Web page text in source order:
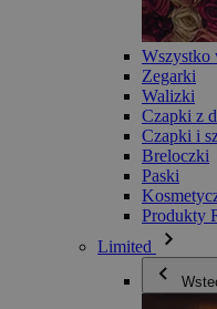
Wszystko
Zegarki
Walizki
Czapki z
Czapki i
Breloczki
Paski
Produkty
Limited